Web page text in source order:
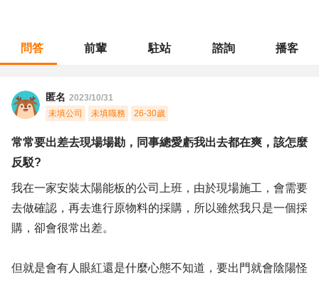
問答 前輩 駐站 諮詢 播客
匿名 2023/10/31
未填公司
未填職務 26-30歲
常常要出差去現場場勘，同事總愛虧我出去都在爽，該怎麼
反駁?
我在一家安裝太陽能板的公司上班，由於現場施工，會需要
去做確認，再去進行原物料的採購，所以雖然我只是一個採
購，卻會很常出差。
但就是會有人眼紅還是什麼心態不知道，要出門就會陰陽怪